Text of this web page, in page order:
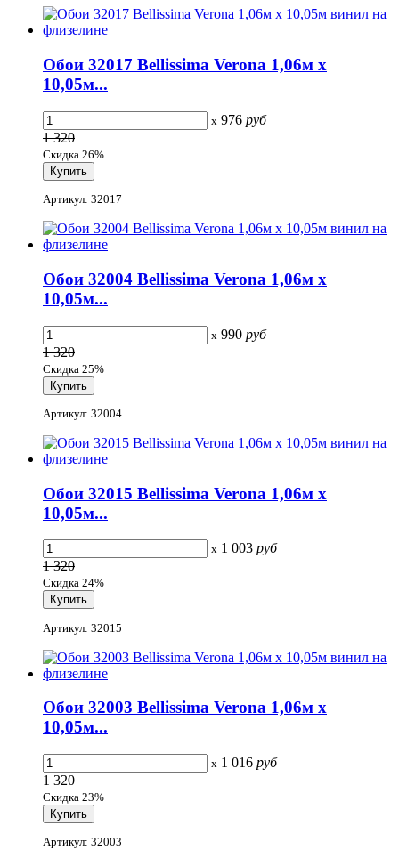
Обои 32017 Bellissima Verona 1,06м х
10,05м...
x 976 руб
1 320
Скидка 26%
Артикул: 32017
Обои 32004 Bellissima Verona 1,06м х
10,05м...
x 990 руб
1 320
Скидка 25%
Артикул: 32004
Обои 32015 Bellissima Verona 1,06м х
10,05м...
x 1 003 руб
1 320
Скидка 24%
Артикул: 32015
Обои 32003 Bellissima Verona 1,06м х
10,05м...
x 1 016 руб
1 320
Скидка 23%
Артикул: 32003